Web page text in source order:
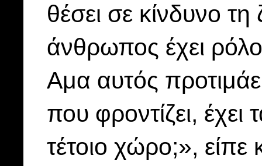
θέσει σε κίνδυνο
άνθρωπος έχει
Αμα αυτός
που φροντίζει, έχει
τέτοιο χώρο;», είπε